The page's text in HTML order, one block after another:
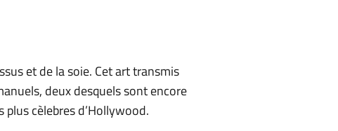
et de la soie. Cet art transmis
deux desquels sont encore
cèlebres d’Hollywood.